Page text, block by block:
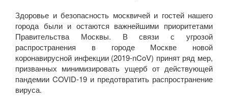
Здоровье и безопасность москвичей и гостей нашего
города были и остаются важнейшими приоритетами
Правительства Москвы. В связи с угрозой
распространения в городе Москве новой
коронавирусной инфекции (2019-nCoV) принят ряд мер,
призванных минимизировать ущерб от действующей
пандемии COVID-19 и предотвратить распространение
вируса.